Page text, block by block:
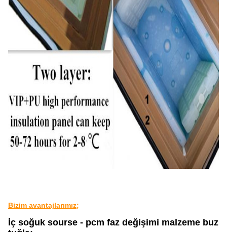
Bizim avantajlarımız;
İç soğuk sourse - pcm faz değişimi malzeme buz